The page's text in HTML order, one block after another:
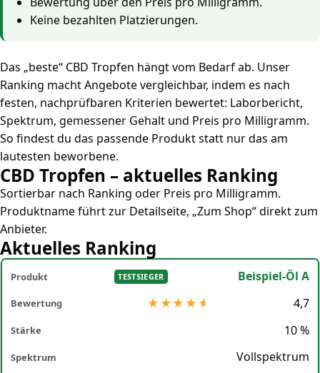
Keine bezahlten Platzierungen.
Das „beste“ CBD Tropfen hängt vom Bedarf ab. Unser
Ranking macht Angebote vergleichbar, indem es nach
festen, nachprüfbaren Kriterien bewertet: Laborbericht,
Spektrum, gemessener Gehalt und Preis pro Milligramm.
So findest du das passende Produkt statt nur das am
lautesten beworbene.
CBD Tropfen – aktuelles Ranking
Sortierbar nach Ranking oder Preis pro Milligramm.
Produktname führt zur Detailseite, „Zum Shop“ direkt zum
Anbieter.
Aktuelles Ranking
TESTSIEGER
Beispiel-Öl A
4,7
10 %
Vollspektrum